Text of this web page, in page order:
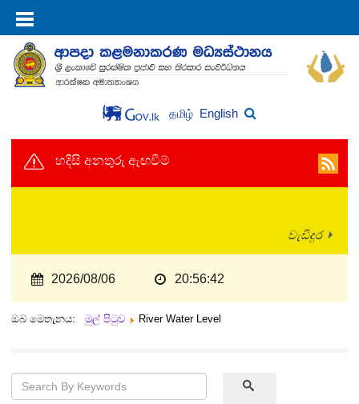
தமிழ் English
හදිසි අනතුරු ඇඟවීම්
වැඩිදුර
2026/08/06 20:56:43
ඔබ මෙතැනය: මුල් පිටුව River Water Level